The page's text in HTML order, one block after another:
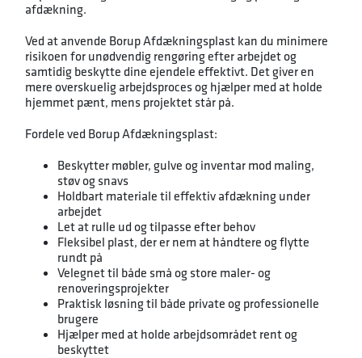
afdækning.
Ved at anvende Borup Afdækningsplast kan du minimere
risikoen for unødvendig rengøring efter arbejdet og
samtidig beskytte dine ejendele effektivt. Det giver en
mere overskuelig arbejdsproces og hjælper med at holde
hjemmet pænt, mens projektet står på.
Fordele ved Borup Afdækningsplast:
Beskytter møbler, gulve og inventar mod maling,
støv og snavs
Holdbart materiale til effektiv afdækning under
arbejdet
Let at rulle ud og tilpasse efter behov
Fleksibel plast, der er nem at håndtere og flytte
rundt på
Velegnet til både små og store maler- og
renoveringsprojekter
Praktisk løsning til både private og professionelle
brugere
Hjælper med at holde arbejdsområdet rent og
beskyttet